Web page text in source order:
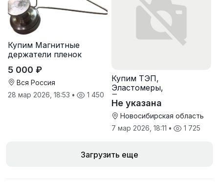
Купим Магнитные
держатели пленок
5 000 ₽
Вся Россия
28 мар 2026, 18:53 • 1 450
Купим ТЭП,
Эластомеры,
Полиуретаны
Не указана
Новосибирская область
7 мар 2026, 18:11 • 1 725
Загрузить еще